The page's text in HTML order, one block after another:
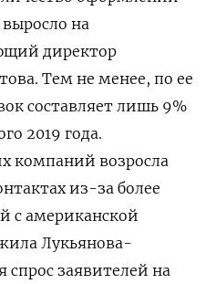
на
директор
Тем не менее, по ее
составляет лишь 9%
2019 года.
компаний возросла
из-за более
с американской
Лукьянова-
спрос заявителей на